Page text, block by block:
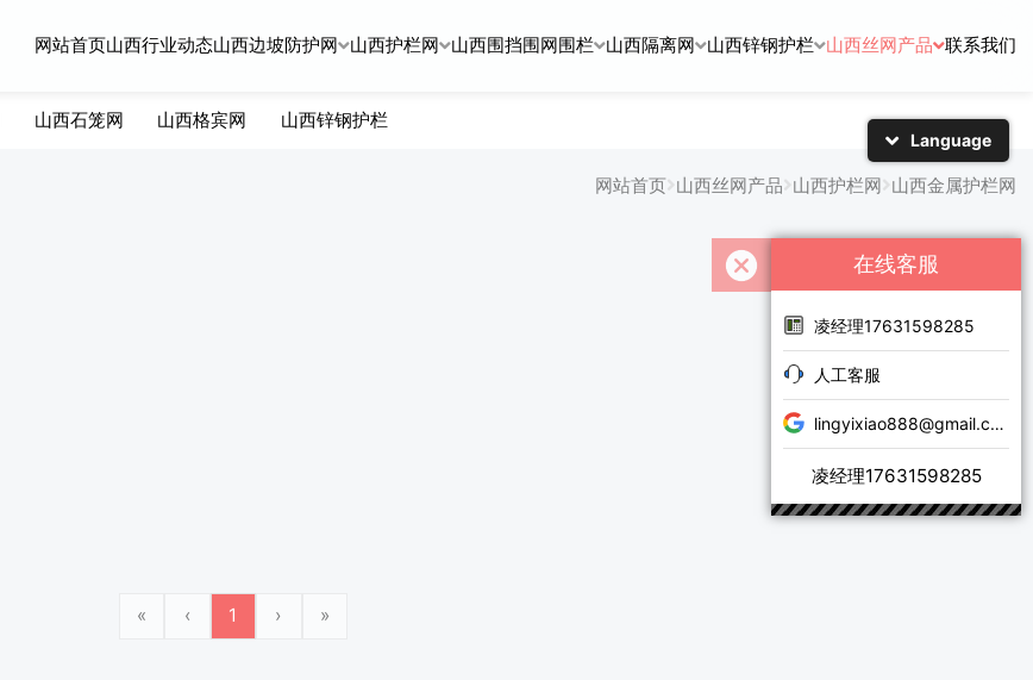
网站首页山西行业动态山西边坡防护网 山西护栏网 山西围挡围网围栏 山西隔离网 山西锌钢护栏 山西丝网产品 联系我们
山西石笼网 山西格宾网 山西锌钢护栏
网站首页 山西丝网产品 山西护栏网 山西金属护栏网
« ‹ 1 › »
在线客服
凌经理17631598285
人工客服
lingyixiao888@gmail.com
凌经理17631598285
Language
日本語
한국어